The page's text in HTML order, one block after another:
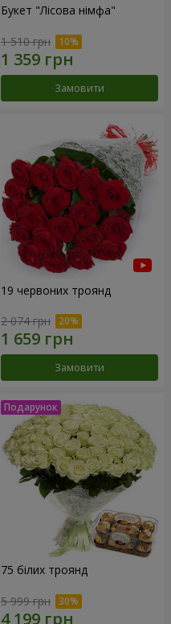
Букет "Лісова німфа"
1 510 грн
Замовити
19 червоних троянд
2 074 грн
Замовити
75 білих троянд
5 999 грн